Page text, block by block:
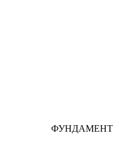
ФУНДАМЕНТ